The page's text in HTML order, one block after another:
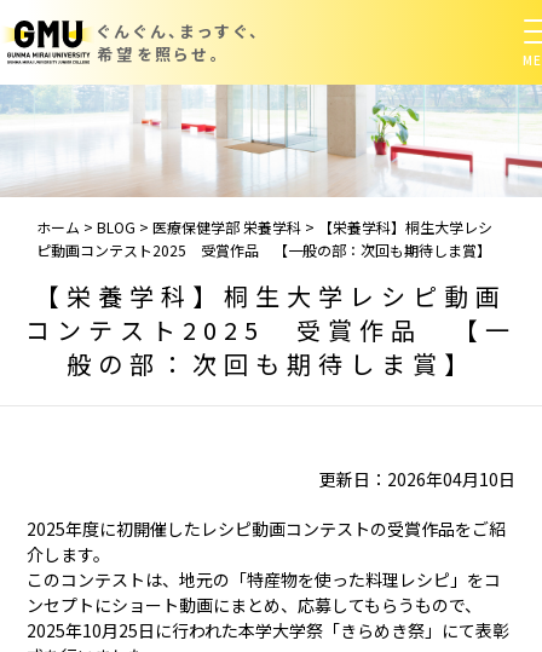
ぐんぐん、まっすぐ、
希望を照らせ。
ホーム > BLOG > 医療保健学部 栄養学科 >
【栄養学科】桐生大学レシ
ピ動画コンテスト2025 受賞作品 【一般の部：次回も期待しま賞】
【栄養学科】桐生大学レシピ動画
コンテスト2025 受賞作品 【一
般の部：次回も期待しま賞】
更新日：2026年04月10日
2025年度に初開催したレシピ動画コンテストの受賞作品をご紹
介します。
このコンテストは、地元の「特産物を使った料理レシピ」をコ
ンセプトにショート動画にまとめ、応募してもらうもので、
2025年10月25日に行われた本学大学祭「きらめき祭」にて表彰